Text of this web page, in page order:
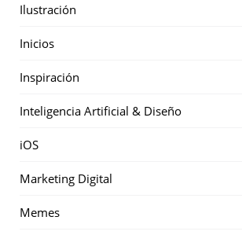
Ilustración
Inicios
Inspiración
Inteligencia Artificial & Diseño
iOS
Marketing Digital
Memes